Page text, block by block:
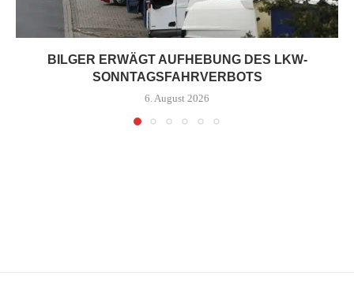
BILGER ERWÄGT AUFHEBUNG DES LKW-
SONNTAGSFAHRVERBOTS
6. August 2026